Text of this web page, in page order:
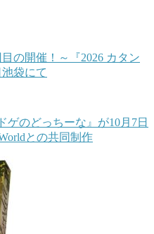
の開催！～『2026 カタン
袋にて
ゲのどっちーな』が10月7日
との共同制作